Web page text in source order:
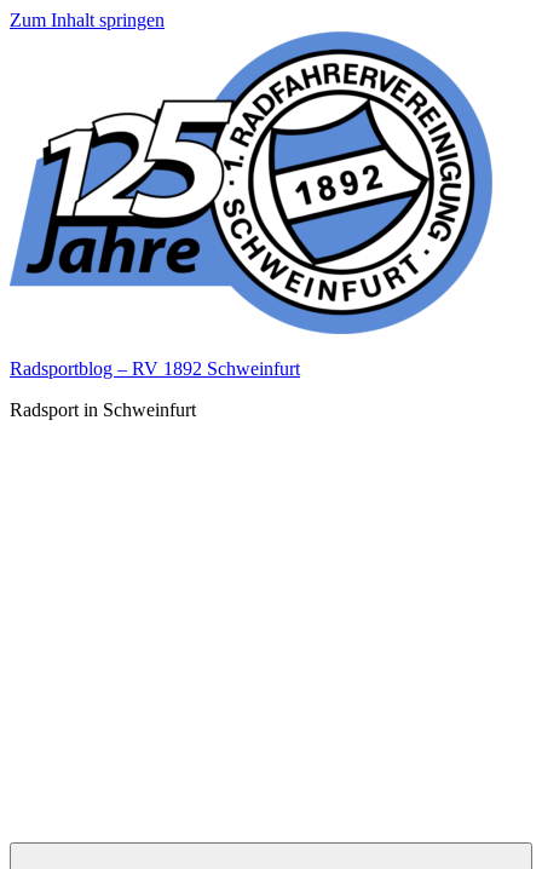
Zum Inhalt springen
Radsportblog – RV 1892 Schweinfurt
Radsport in Schweinfurt